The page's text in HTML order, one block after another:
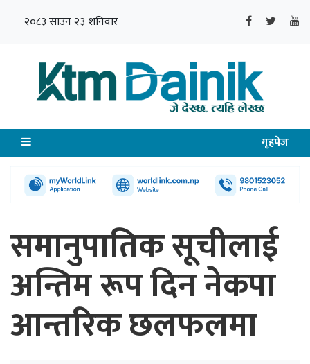
२०८३ साउन २३ शनिवार
गृहपेज
समानुपातिक सूचीलाई
अन्तिम रूप दिन नेकपा
आन्तरिक छलफलमा